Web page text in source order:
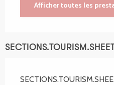
Afficher toutes les